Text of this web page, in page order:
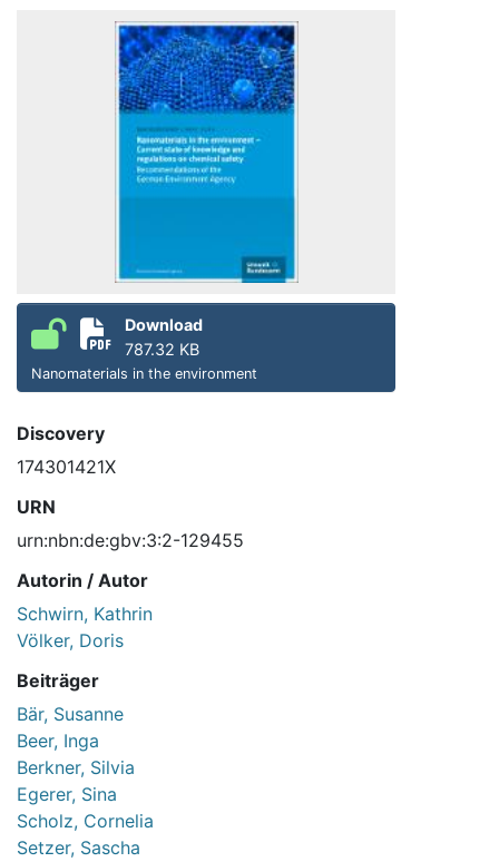
Download
787.32 KB
Nanomaterials in the environment
Discovery
174301421X
URN
urn:nbn:de:gbv:3:2-129455
Autorin / Autor
Schwirn, Kathrin
Völker, Doris
Beiträger
Bär, Susanne
Beer, Inga
Berkner, Silvia
Egerer, Sina
Scholz, Cornelia
Setzer, Sascha